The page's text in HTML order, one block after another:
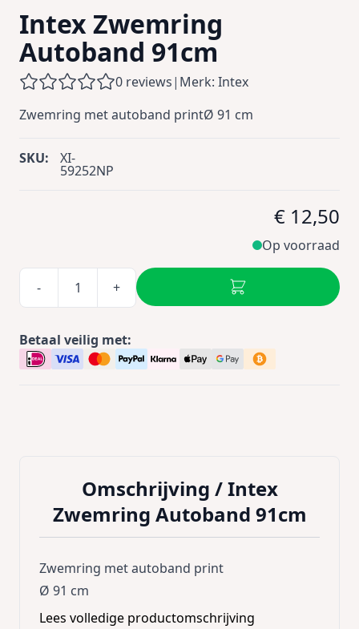
Intex Zwemring
Autoband 91cm
0 reviews| Merk: Intex
Zwemring met autoband printØ 91 cm
SKU: XI-
59252NP
€ 12,50
Op voorraad
- +
Betaal veilig met:
Omschrijving /Intex
Zwemring Autoband 91cm
Zwemring met autoband print
Ø 91 cm
Lees volledige productomschrijving